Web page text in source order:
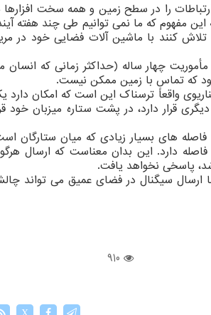
را در سطح زمین و همه سخت افزارها
این مفهوم که ما نمی توانیم طی چند هفته
تلاش کنند با ماشین آلات فضایی خود در
چهار ساله (حداکثر زمانی که انسان
که تماس با زمین ممکن نیست.
سناریوی واقعاً ترسناک این است که امکان دارد
قرار دارد، در پشت ستاره میزبان خود
های بسیار زیادی که میان ستارگان
ما "آلفا قنطورس" است که ۴.۵ سال نوری با ما فاصله دارد. این بدان معناست که ارسال
ارسال سیگنال در فضای عمیق می تواند
910